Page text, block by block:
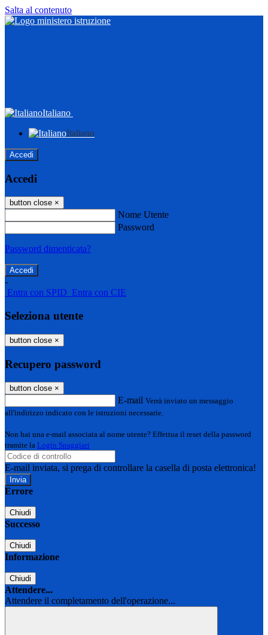
Salta al contenuto
Italiano
Italiano
Accedi
Accedi
button close ×
Nome Utente
Password
Password dimenticata?
-
Entra con SPID Entra con CIE
Seleziona utente
button close ×
Recupero password
button close ×
E-mail Verrà inviato un messaggio
all'indirizzo indicato con le istruzioni necessarie.
Non hai una e-mail associata al nome utente? Effettua il reset della password
tramite la Login Spaggiari
E-mail inviata, si prega di controllare la casella di posta elettronica!
Errore
Chiudi
Successo
Chiudi
Informazione
Chiudi
Attendere...
Attendere il completamento dell'operazione...